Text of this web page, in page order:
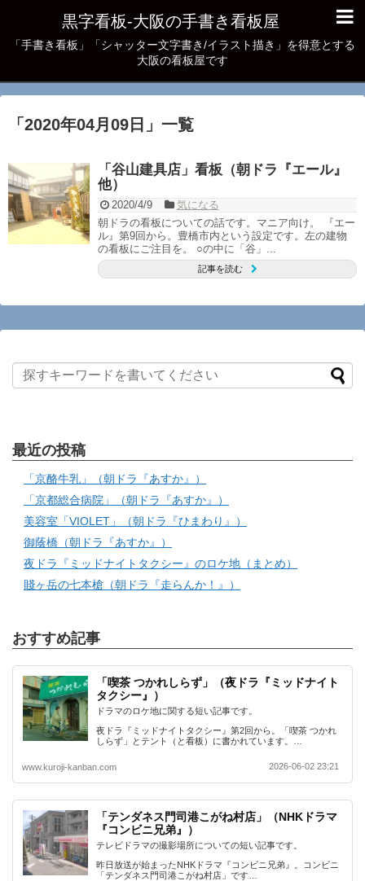
黒字看板‐大阪の手書き看板屋
「手書き看板」「シャッター文字書き/イラスト描き」を得意とする
大阪の看板屋です
「 2020年04月09日 」 一覧
「谷山建具店」看板（朝ドラ『エール』
他）
2020/4/9
気になる
朝ドラの看板についての話です。マニア向け。 『エー
ル』第9回から。豊橋市内という設定です。左の建物
の看板にご注目を。 ○の中に「谷」...
記事を読む
最近の投稿
「京酪牛乳」（朝ドラ『あすか』）
「京都総合病院」（朝ドラ『あすか』）
美容室「VIOLET」（朝ドラ『ひまわり』）
御蔭橋（朝ドラ『あすか』）
夜ドラ『ミッドナイトタクシー』のロケ地（まとめ）
賤ヶ岳の七本槍（朝ドラ『走らんか！』）
おすすめ記事
「喫茶 つかれしらず」（夜ドラ『ミッドナイト
タクシー』）
ドラマのロケ地に関する短い記事です。
夜ドラ『ミッドナイトタクシー』第2回から。「喫茶 つかれ
しらず」とテント（と看板）に書かれています。…
www.kuroji-kanban.com 2026-06-02 23:21
「テンダネス門司港こがね村店」（NHKドラマ
『コンビニ兄弟』）
テレビドラマの撮影場所についての短い記事です。
昨日放送が始まったNHKドラマ『コンビニ兄弟』。コンビニ
「テンダネス門司港こがね村店」です…